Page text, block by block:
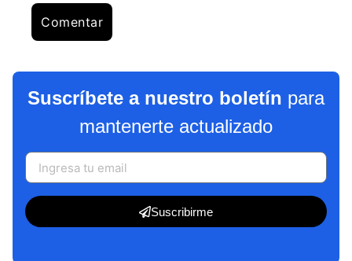
Suscríbete a nuestro boletín para
mantenerte actualizado
Suscribirme